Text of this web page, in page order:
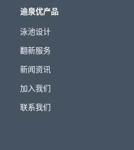
迪泉优产品
泳池设计
翻新服务
新闻资讯
加入我们
联系我们